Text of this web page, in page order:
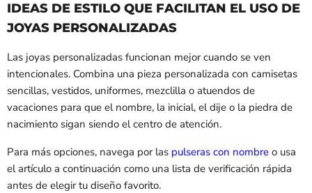
IDEAS DE ESTILO QUE FACILITAN EL USO DE
JOYAS PERSONALIZADAS
Las joyas personalizadas funcionan mejor cuando se ven
intencionales. Combina una pieza personalizada con camisetas
sencillas, vestidos, uniformes, mezclilla o atuendos de
vacaciones para que el nombre, la inicial, el dije o la piedra de
nacimiento sigan siendo el centro de atención.
Para más opciones, navega por las pulseras con nombre o usa
el artículo a continuación como una lista de verificación rápida
antes de elegir tu diseño favorito.